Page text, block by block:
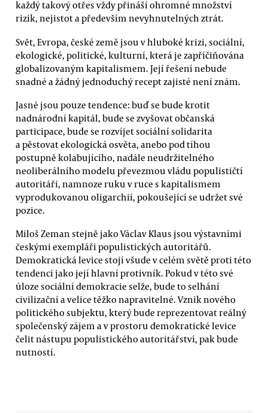
každý takový otřes vždy přináší ohromné množství
rizik, nejistot a především nevyhnutelných ztrát.
Svět, Evropa, české země jsou v hluboké krizi, sociální,
ekologické, politické, kulturní, která je zapříčiňována
globalizovaným kapitalismem. Její řešení nebude
snadné a žádný jednoduchý recept zajisté není znám.
Jasné jsou pouze tendence: buď se bude krotit
nadnárodní kapitál, bude se zvyšovat občanská
participace, bude se rozvíjet sociální solidarita
a pěstovat ekologická osvěta, anebo pod tíhou
postupně kolabujícího, nadále neudržitelného
neoliberálního modelu převezmou vládu populističtí
autoritáři, namnoze ruku v ruce s kapitalismem
vyprodukovanou oligarchií, pokoušející se udržet své
pozice.
Miloš Zeman stejně jako Václav Klaus jsou výstavními
českými exempláři populistických autoritářů.
Demokratická levice stojí všude v celém světě proti této
tendenci jako její hlavní protivník. Pokud v této své
úloze sociální demokracie selže, bude to selhání
civilizační a velice těžko napravitelné. Vznik nového
politického subjektu, který bude reprezentovat reálný
společenský zájem a v prostoru demokratické levice
čelit nástupu populistického autoritářství, pak bude
nutností.